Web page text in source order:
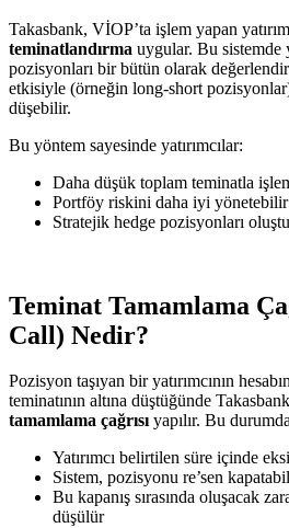
Takasbank, VİOP’ta işlem yapan
teminatlandırma uygular. Bu sistemde
pozisyonları bir bütün olarak
etkisiyle (örneğin long-short
düşebilir.
Bu yöntem sayesinde yatırımcılar:
Daha düşük toplam teminatla
Portföy riskini daha iyi yönetebilir
Stratejik hedge pozisyonları
Teminat Tamamlama
Call) Nedir?
Pozisyon taşıyan bir yatırımcının
teminatının altına düştüğünde
tamamlama çağrısıyapılır. Bu
Yatırımcı belirtilen süre içinde
Sistem, pozisyonu re’sen
Bu kapanış sırasında oluşacak
düşülür